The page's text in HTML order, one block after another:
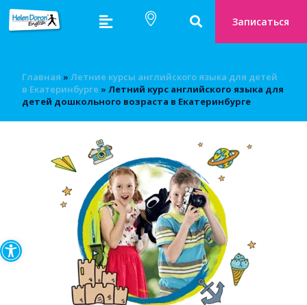
Открыть панель
Записаться
Главная »Летние курсы английского языка для детей
в Екатеринбурге »Летний курс английского языка для
детей дошкольного возраста в Екатеринбурге